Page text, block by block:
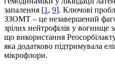
запалення [1 , 9]. Ключові
ЗЗОМТ – це незавершений
зрілих нейтрофілів у
що використання
яка додатково підтримувала
мікрофлори.